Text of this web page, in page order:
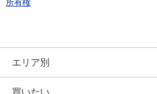
所有権
エリア別
買いたい